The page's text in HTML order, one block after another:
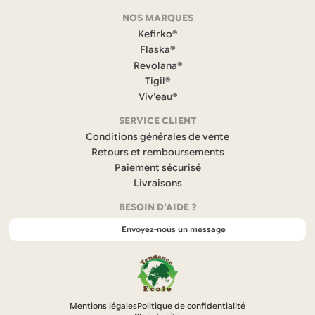
a
c
e
b
o
o
k
s
o
u
v
r
d
a
n
u
n
n
u
NOS MARQUES
Kefirko®
Flaska®
Revolana®
Tigil®
Viv’eau®
SERVICE CLIENT
Conditions générales de vente
Retours et remboursements
Paiement sécurisé
Livraisons
BESOIN D'AIDE ?
Envoyez-nous un message
Mentions légalesPolitique de confidentialité